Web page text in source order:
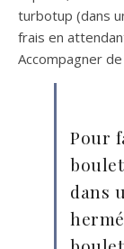
turbotup (dans
frais en
Accompagner
Pour
dans